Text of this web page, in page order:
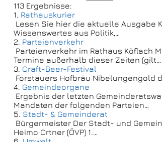
113 Ergebnisse:
1. Rathauskurier
Lesen Sie hier die aktuelle Ausgabe
Wissenswertes aus Politik,…
2. Parteienverkehr
Parteienverkehr im Rathaus Köflach
Termine außerhalb dieser Zeiten (gilt…
3. Craft-Beer-Festival
Forstauers Hofbräu Nibelungengold
4. Gemeindeorgane
Ergebnis der letzten
Mandaten der folgenden Parteien…
5. Stadt- & Gemeinderat
Bürgermeister Der Stadt- und
Heimo Ortner (ÖVP) 1.…